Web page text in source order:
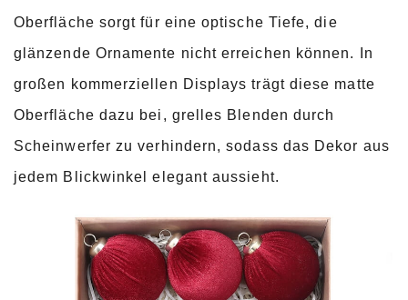
Oberfläche sorgt für eine optische Tiefe, die
glänzende Ornamente nicht erreichen können. In
großen kommerziellen Displays trägt diese matte
Oberfläche dazu bei, grelles Blenden durch
Scheinwerfer zu verhindern, sodass das Dekor aus
jedem Blickwinkel elegant aussieht.